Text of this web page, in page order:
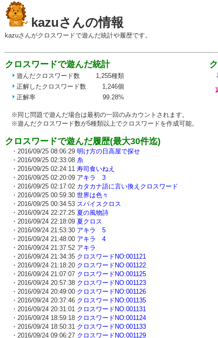
kazuさんの情報
kazuさんがクロスワードで遊んだ統計や履歴です。
クロスワードで遊んだ統計
遊んだクロスワード数
1,255種類
正解したクロスワード数
1,246個
正解率
99.28%
※同じ問題で遊んだ場合は最初の一回のみカウントされます。
※遊んだクロスワード数が5種類以上でクロスワードを作成可能。
クロスワードで遊んだ履歴(最大30件迄)
・2016/09/25 08:06:29 明け方の日高屋で探せ
・2016/09/25 02:33:08 糸
・2016/09/25 02:24:11 寿司食いねえ
・2016/09/25 02:20:09 アキラ 3
・2016/09/25 02:17:02 カタカナ語に言い換えクロスワード
・2016/09/25 00:59:30 世界は色々
・2016/09/25 00:34:53 スパイスクロス
・2016/09/24 22:27:25 夏の風物詩
・2016/09/24 22:18:09 夏クロス
・2016/09/24 21:53:30 アキラ 5
・2016/09/24 21:48:00 アキラ 4
・2016/09/24 21:37:52 アキラ
・2016/09/24 21:34:35 クロスワードNO:001121
・2016/09/24 21:18:20 クロスワードNO:001122
・2016/09/24 21:07:07 クロスワードNO:001125
・2016/09/24 20:57:38 クロスワードNO:001123
・2016/09/24 20:49:00 クロスワードNO:001126
・2016/09/24 20:37:46 クロスワードNO:001135
・2016/09/24 20:31:01 クロスワードNO:001131
・2016/09/24 18:59:18 クロスワードNO:001124
・2016/09/24 18:50:31 クロスワードNO:001133
・2016/09/24 09:06:27 クロスワードNO:001129